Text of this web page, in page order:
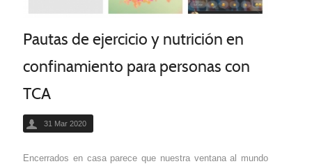
Pautas de ejercicio y nutrición en
confinamiento para personas con
TCA
31 Mar 2020
Encerrados en casa parece que nuestra ventana al mundo